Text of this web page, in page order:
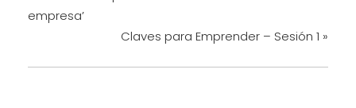
empresa’
Claves para Emprender – Sesión 1 »